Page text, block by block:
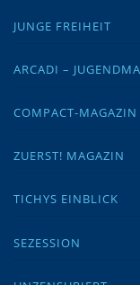
JUNGE FREIHEIT
ARCADI –
COMPACT-MAGAZIN
ZUERST! MAGAZIN
TICHYS EINBLICK
SEZESSION